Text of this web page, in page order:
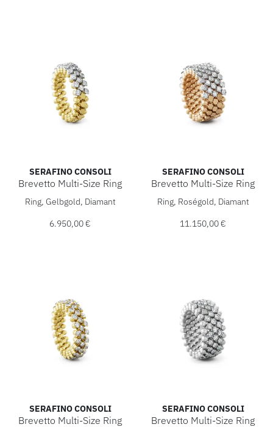
SERAFINO CONSOLI
Brevetto Multi-Size Ring
Serafino Consoli Brevetto Multi-Size Ring, Ref: RMS 3H2
Ring, Gelbgold, Diamant
6.950,00 €
SERAFINO CONSOLI
Brevetto Multi-Size Ring
Serafino Consoli Brevetto
Ring, Roségold, Diamant
11.150,00 €
SERAFINO CONSOLI
Brevetto Multi-Size Ring
SERAFINO CONSOLI
Brevetto Multi-Size Ring